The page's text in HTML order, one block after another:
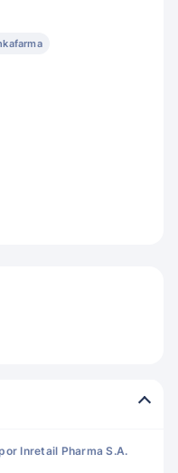
Inretail Pharma S.A.